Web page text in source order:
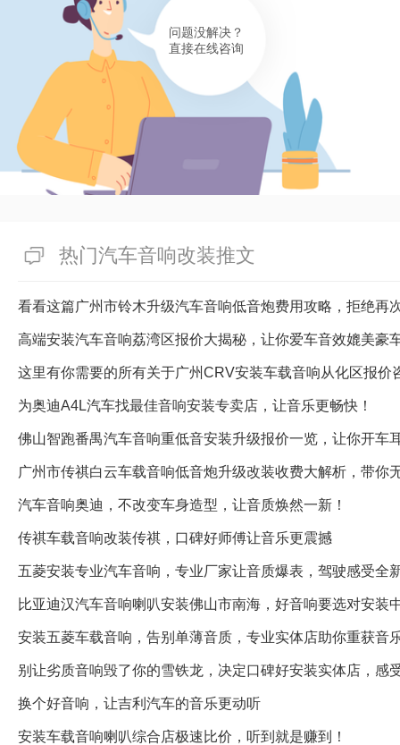
问题没解决？
直接在线咨询
热门汽车音响改装推文
看看这篇广州市铃木升级汽车音响低音炮费用攻略，拒绝再
高端安装汽车音响荔湾区报价大揭秘，让你爱车音效媲美豪
这里有你需要的所有关于广州CRV安装车载音响从化区报价
为奥迪A4L汽车找最佳音响安装专卖店，让音乐更畅快！
佛山智跑番禺汽车音响重低音安装升级报价一览，让你开车
广州市传祺白云车载音响低音炮升级改装收费大解析，带你
汽车音响奥迪，不改变车身造型，让音质焕然一新！
传祺车载音响改装传祺，口碑好师傅让音乐更震撼
五菱安装专业汽车音响，专业厂家让音质爆表，驾驶感受全
比亚迪汉汽车音响喇叭安装佛山市南海，好音响要选对安装
安装五菱车载音响，告别单薄音质，专业实体店助你重获音
别让劣质音响毁了你的雪铁龙，决定口碑好安装实体店，感
换个好音响，让吉利汽车的音乐更动听
安装车载音响喇叭综合店极速比价，听到就是赚到！